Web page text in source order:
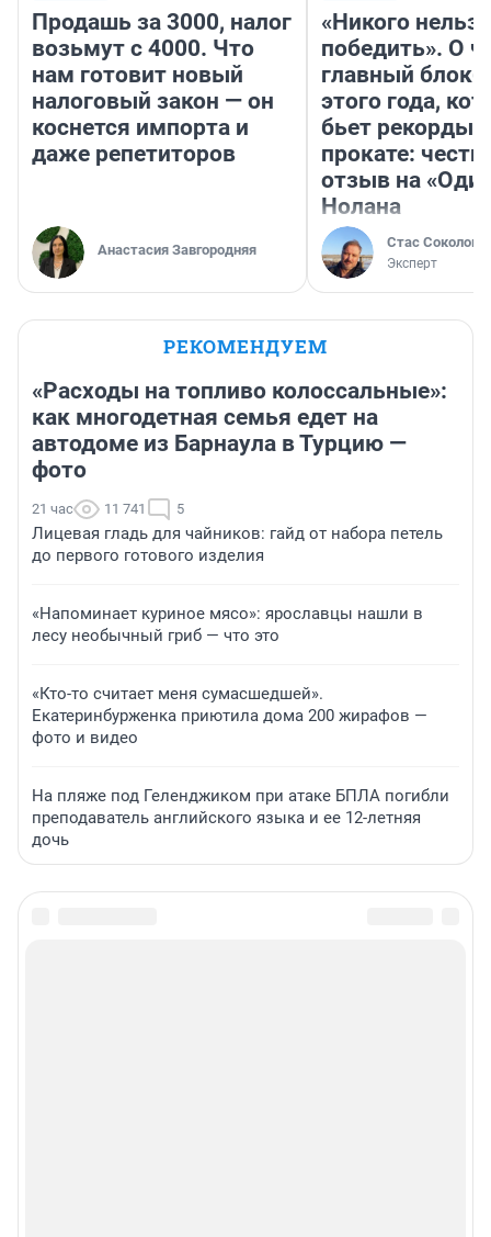
Продашь за 3000, налог
возьмут с 4000. Что
нам готовит новый
налоговый закон — он
коснется импорта и
даже репетиторов
Анастасия Завгородняя
«Никого нельзя
победить». О
главный
этого года,
бьет рекорды в
прокате:
отзыв на
Нолана
Стас Соколов
Эксперт
РЕКОМЕНДУЕМ
«Расходы на топливо колоссальные»:
как многодетная семья едет на
автодоме из Барнаула в Турцию —
фото
21 час 11 741 5
Лицевая гладь для чайников: гайд от набора петель
до первого готового изделия
«Напоминает куриное мясо»: ярославцы нашли в
лесу необычный гриб — что это
«Кто-то считает меня сумасшедшей».
Екатеринбурженка приютила дома 200 жирафов —
фото и видео
На пляже под Геленджиком при атаке БПЛА погибли
преподаватель английского языка и ее 12-летняя
дочь